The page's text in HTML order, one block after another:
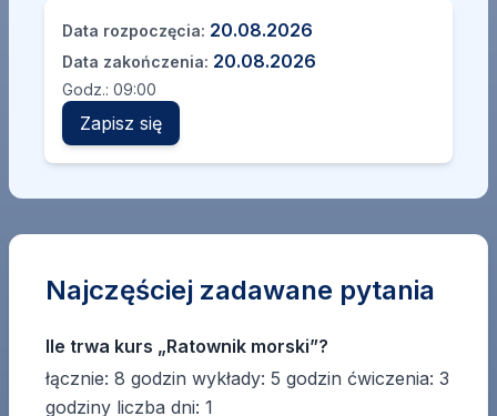
Data rozpoczęcia: 20.08.2026
Data zakończenia: 20.08.2026
Godz.: 09:00
Zapisz się
Najczęściej zadawane pytania
Ile trwa kurs „Ratownik morski”?
łącznie: 8 godzin wykłady: 5 godzin ćwiczenia: 3
godziny liczba dni: 1